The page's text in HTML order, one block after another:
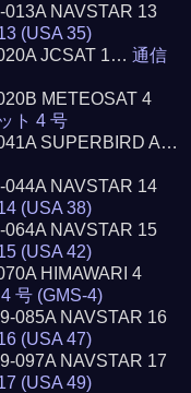
NAVSTAR 13
(USA 35)
JCSAT 1…通信
METEOSAT 4
ト 4 号
SUPERBIRD A…
NAVSTAR 14
(USA 38)
NAVSTAR 15
(USA 42)
HIMAWARI 4
号 (GMS-4)
085A NAVSTAR 16
(USA 47)
097A NAVSTAR 17
(USA 49)